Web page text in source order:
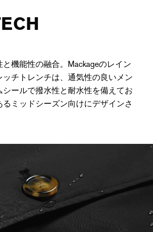
機能性の融合。Mackageのレイン
ッチトレンチは、通気性の良いメン
シールで撥水性と耐水性を備えてお
るミッドシーズン向けにデザインさ